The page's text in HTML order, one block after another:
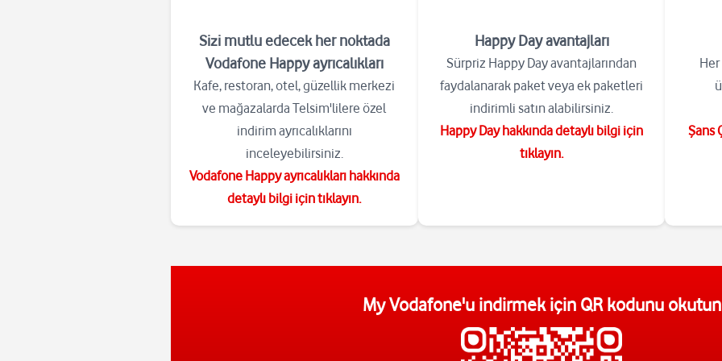
Sizi mutlu edecek her noktada
Vodafone Happy ayrıcalıkları
Kafe, restoran, otel, güzellik merkezi
ve mağazalarda Telsim'lilere özel
indirim ayrıcalıklarını
inceleyebilirsiniz.
Vodafone Happy ayrıcalıkları hakkında
detaylı bilgi için tıklayın.
Happy Day avantajları
Sürpriz Happy Day avantajlarından
faydalanarak paket veya ek paketleri
indirimli satın alabilirsiniz.
Happy Day hakkında detaylı bilgi için
tıklayın.
Her
Şans
My Vodafone'u indirmek için QR kodunu okutun